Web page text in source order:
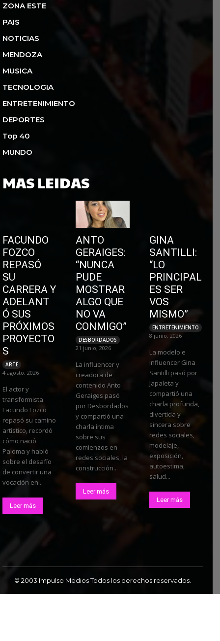
ZONA ESTE
PAIS
NOTICIAS
MENDOZA
MUSICA
TECNOLOGIA
ENTRETENIMIENTO
DEPORTES
Top 40
MUNDO
MAS LEIDAS
FACUNDO
FOZCO
REPASÓ
SU
CARRERA Y
ADELANT
Ó SUS
PRÓXIMOS
PROYECTO
S
ARTE
4 agosto, 2026
El actor y
transformista
Facundo Fozco
repasó su camino
artístico, recordó
cómo nació
Paloma y habló
sobre el desafío
de convertir una
vocación en...
Leer más
ANTO
GERAIGES:
“NUNCA
PUDE
MOSTRAR
ALGO QUE
NO VA
CONMIGO”
DESBORDADOS
21 junio, 2026
La influencer y
creadora de
contenido Anto
Geraiges pasó
por Desbordados
y compartió una
charla íntima
sobre sus
comienzos en
redes sociales, la
construcción...
Leer más
GINA
SANTILLI:
“LO
PRINCIPAL
ES SER
VOS
MISMO”
ENTRETENIMIENTO
8 junio, 2026
La modelo e
influencer Gina
Santilli pasó por
Japaleta y
compartió una
charla profunda,
divertida y
sincera sobre
redes sociales,
modelaje,
exposición,
autoestima,
salud...
Leer más
© 2003 Impulso Medios Todos los derechos reservados.